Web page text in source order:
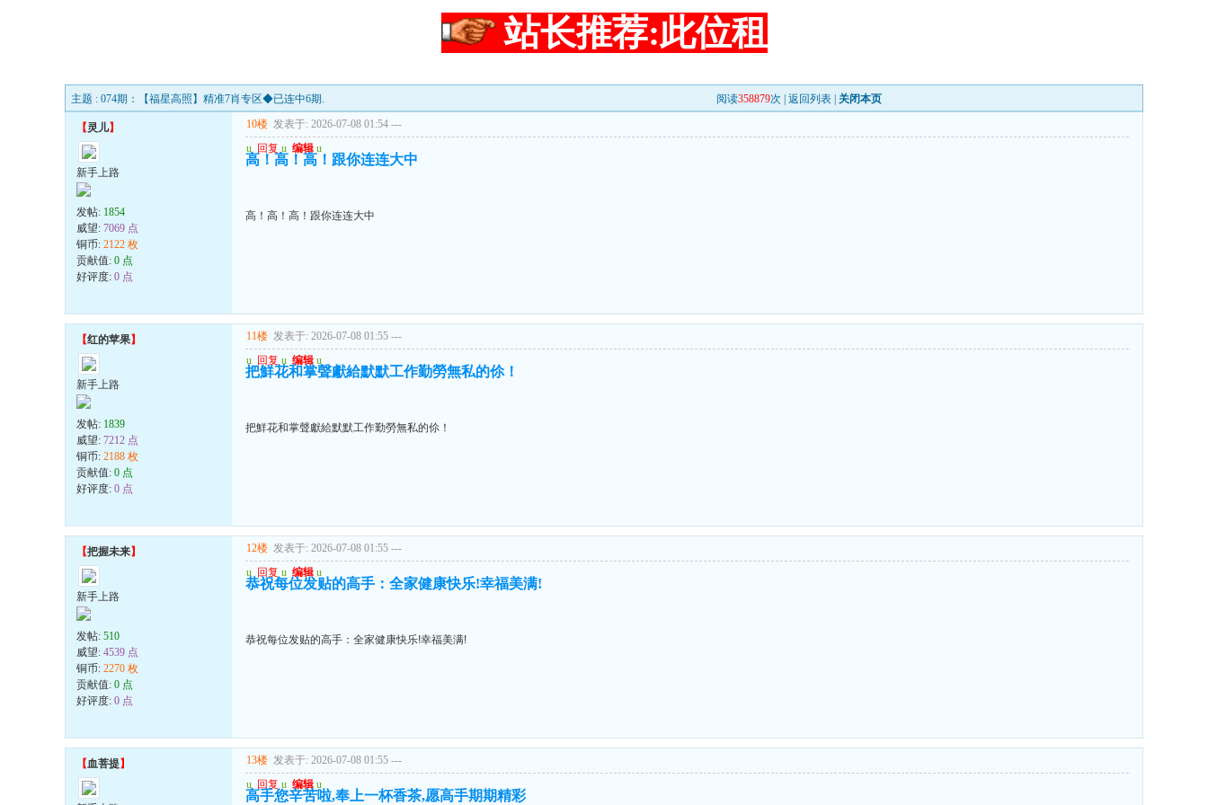
站长推荐:此位租
主题 : 074期：【福星高照】精准7肖专区◆已连中6期. 阅读358879次 | 返回列表 关闭本页
【灵儿】
新手上路
发帖: 1854
威望: 7069 点
铜币: 2122 枚
贡献值: 0 点
好评度: 0 点
10楼 发表于: 2026-07-08 01:54 ---
u 回复 u 编辑 u
高！高！高！跟你连连大中
高！高！高！跟你连连大中
【红的苹果】
新手上路
发帖: 1839
威望: 7212 点
铜币: 2188 枚
贡献值: 0 点
好评度: 0 点
11楼 发表于: 2026-07-08 01:55 ---
u 回复 u 编辑 u
把鮮花和掌聲獻給默默工作勤勞無私的伱！
把鮮花和掌聲獻給默默工作勤勞無私的伱！
【把握未来】
新手上路
发帖: 510
威望: 4539 点
铜币: 2270 枚
贡献值: 0 点
好评度: 0 点
12楼 发表于: 2026-07-08 01:55 ---
u 回复 u 编辑 u
恭祝每位发贴的高手：全家健康快乐!幸福美满!
恭祝每位发贴的高手：全家健康快乐!幸福美满!
【血菩提】 13楼 发表于: 2026-07-08 01:55 ---
u 回复 u 编辑 u
高手您辛苦啦,奉上一杯香茶,愿高手期期精彩